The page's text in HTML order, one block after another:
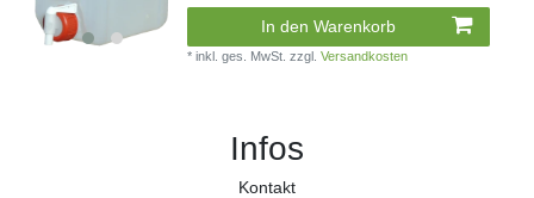
In den Warenkorb
*inkl. ges. MwSt. zzgl.Versandkosten
Infos
Kontakt